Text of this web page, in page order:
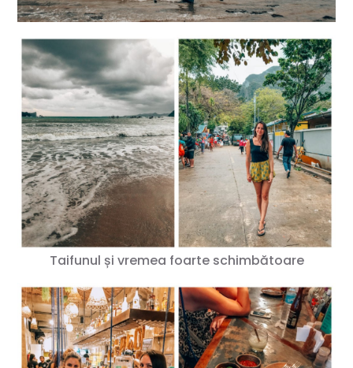
Taifunul și vremea foarte schimbătoare